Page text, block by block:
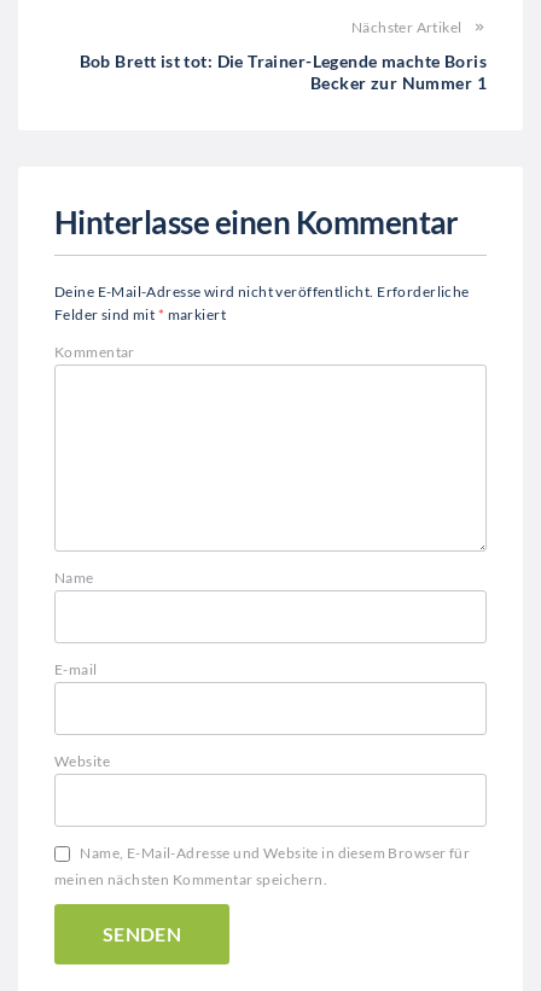
Nächster Artikel
Bob Brett ist tot: Die Trainer-Legende machte Boris
Becker zur Nummer 1
Hinterlasse einen Kommentar
Deine E-Mail-Adresse wird nicht veröffentlicht. Erforderliche
Felder sind mit * markiert
Kommentar
Name
E-mail
Website
Name, E-Mail-Adresse und Website in diesem Browser für
meinen nächsten Kommentar speichern.